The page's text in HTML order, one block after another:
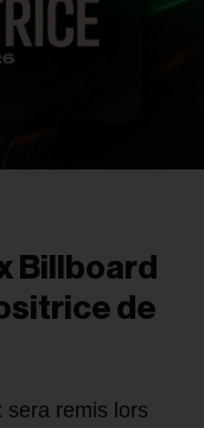
Billboard
de
sera remis lors